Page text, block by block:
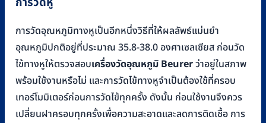
การวัดอุณหภูมิทางหูเป็นอีกหนึ่งวิธีที่ให้ผลลัพธ์แม่นยำ
อุณหภูมิปกติอยู่ที่ประมาณ 35.8-38.0 องศาเซลเซียส ก่อนวัด
ไข้ทางหูให้ตรวจสอบเครื่องวัดอุณหภูมิ Beurerว่าอยู่ในสภาพ
พร้อมใช้งานหรือไม่ และการวัดไข้ทางหูจำเป็นต้องใช้ที่ครอบ
เทอร์โมมิเตอร์ก่อนการวัดไข้ทุกครั้ง ดังนั้น ก่อนใช้งานจึงควร
เปลี่ยนฝาครอบทุกครั้งเพื่อความสะอาดและลดการติดเชื้อ การ